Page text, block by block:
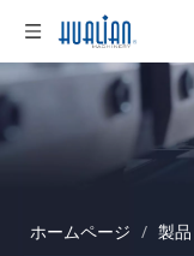
ホームページ / 製品